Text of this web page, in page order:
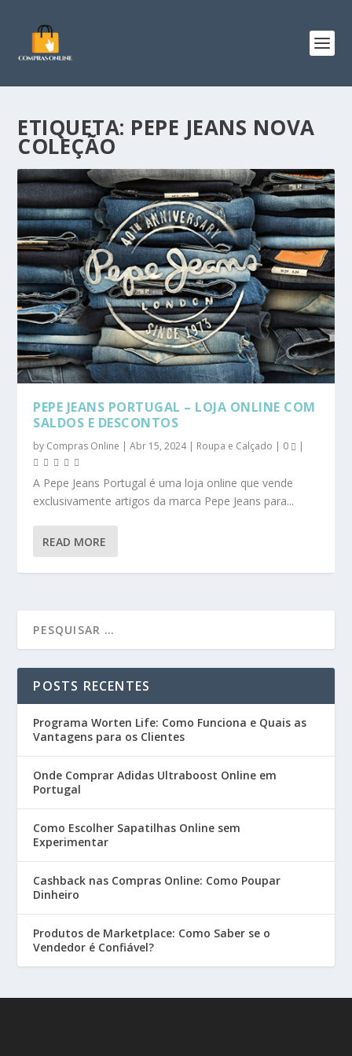
ETIQUETA: PEPE JEANS NOVA
COLEÇÃO
PEPE JEANS PORTUGAL – LOJA ONLINE COM
SALDOS E DESCONTOS
by Compras Online |Abr 15, 2024| Roupa e Calçado | 0 |
A Pepe Jeans Portugal é uma loja online que vende
exclusivamente artigos da marca Pepe Jeans para...
READ MORE
POSTS RECENTES
Programa Worten Life: Como Funciona e Quais as
Vantagens para os Clientes
Onde Comprar Adidas Ultraboost Online em
Portugal
Como Escolher Sapatilhas Online sem
Experimentar
Cashback nas Compras Online: Como Poupar
Dinheiro
Produtos de Marketplace: Como Saber se o
Vendedor é Confiável?